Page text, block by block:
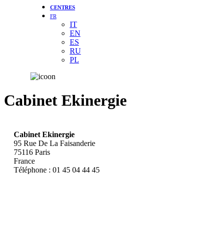
CENTRES
FR
IT
EN
ES
RU
PL
Cabinet Ekinergie
Cabinet Ekinergie
95 Rue De La Faisanderie
75116 Paris
France
Téléphone : 01 45 04 44 45